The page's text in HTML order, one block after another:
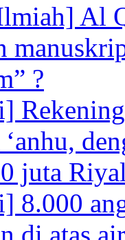
Al
?
juta
8.000
di atas